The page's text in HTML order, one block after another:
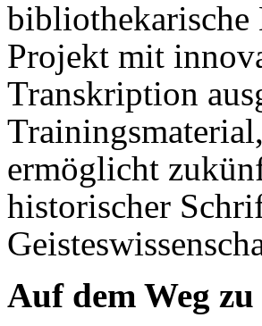
bibliothekarische
Projekt mit
Transkription
ermöglicht
historischer
Auf dem Weg